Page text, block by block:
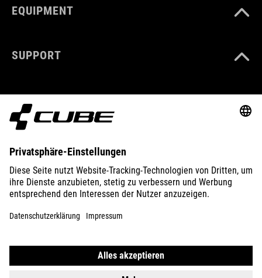
EQUIPMENT
SUPPORT
ABOUT US